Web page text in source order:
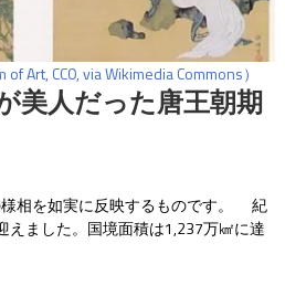
Art, CC0, via Wikimedia Commons）
美人だった唐王朝期
相を如実に反映するものです。 紀
えました。国境面積は1,237万㎢に達